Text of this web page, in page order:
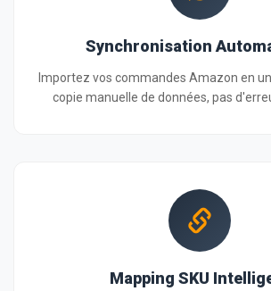
Synchronisation
Importez vos commandes Amazon en
copie manuelle de données, pas
Mapping SKU